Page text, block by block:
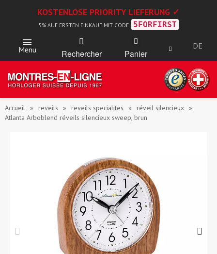
KOSTENLOSE PRIORITY LIEFERUNG ✓
5% AUF ERSTEN EINKAUF MIT CODE 5FORFIRST
Menu Rechercher Panier
DE
Accueil reveils reveils specialites
réveil silencieux
Atlanta Arboblend réveils silencieux sweep, brun